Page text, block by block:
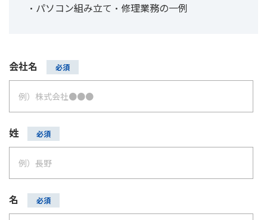
・パソコン組み立て・修理業務の一例
会社名
姓
名